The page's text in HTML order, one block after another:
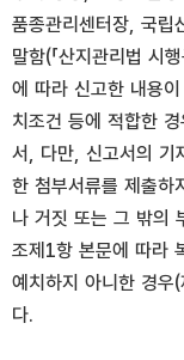
품종관리센터장, 국립
말함(「산지관리법 시
에 따라 신고한 내용
치조건 등에 적합한
서, 다만, 신고서의 기
한 첨부서류를 제출하
나 거짓 또는 그 밖의
조제1항 본문에 따라
예치하지 아니한 경우
다.